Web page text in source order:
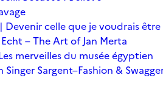
Devenir celle que je voudrais être
– The Art of Jan Merta
merveilles du musée égyptien
Sargent–Fashion &